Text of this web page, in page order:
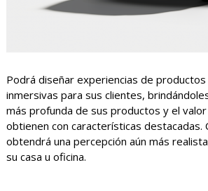
Podrá diseñar experiencias de
inmersivas para sus clientes,
más profunda de sus productos y el
obtienen con características destacadas.
obtendrá una percepción aún más
su casa u oficina.